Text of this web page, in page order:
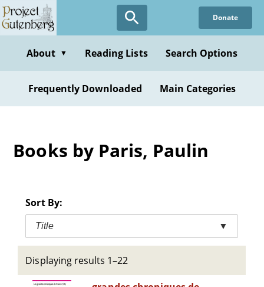
Skip
to
content
Donate
About ▼ Reading Lists Search Options
Frequently Downloaded Main Categories
Books by Paris, Paulin
Sort By:
Title ▼
Displaying results 1–22